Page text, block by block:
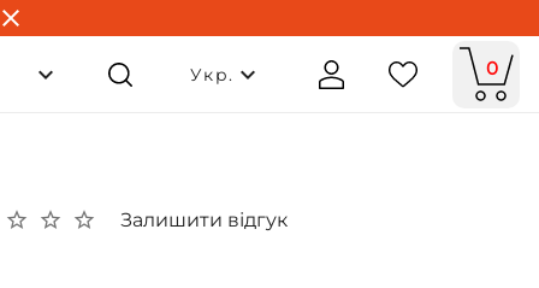
Укр. 0
Залишити відгук